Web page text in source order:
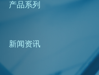
产品系列
新闻资讯